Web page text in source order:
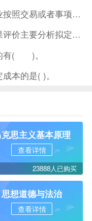
我国《企业会计准则》规定，企业按照交易或者事项的经济特征确定
对于非经营性技术方案，经济效果评价主要分析拟定方案的( )。
有( )。
本的是( )。
思主义基本原理
查看详情
23888人已购买
思想道德与法治
查看详情